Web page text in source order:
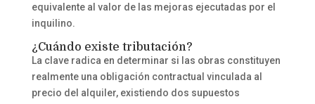
equivalente al valor de las mejoras ejecutadas por el
inquilino.
¿Cuándo existe tributación?
La clave radica en determinar si las obras constituyen
realmente una obligación contractual vinculada al
precio del alquiler, existiendo dos supuestos